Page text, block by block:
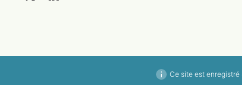
Ce site est enregistré